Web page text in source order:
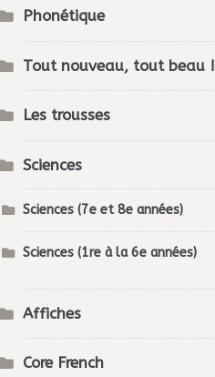
Phonétique
Tout nouveau, tout beau !
Les trousses
Sciences
Sciences (7e et 8e années)
Sciences (1re à la 6e années)
Affiches
Core French